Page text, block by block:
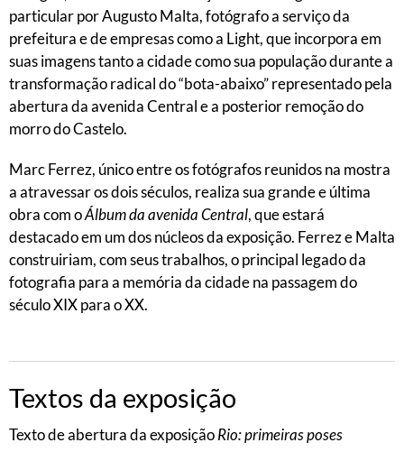
particular por Augusto Malta, fotógrafo a serviço da
prefeitura e de empresas como a Light, que incorpora em
suas imagens tanto a cidade como sua população durante a
transformação radical do “bota-abaixo” representado pela
abertura da avenida Central e a posterior remoção do
morro do Castelo.
Marc Ferrez, único entre os fotógrafos reunidos na mostra
a atravessar os dois séculos, realiza sua grande e última
obra com oÁlbum da avenida Central, que estará
destacado em um dos núcleos da exposição. Ferrez e Malta
construiriam, com seus trabalhos, o principal legado da
fotografia para a memória da cidade na passagem do
século XIX para o XX.
Textos da exposição
Texto de abertura da exposiçãoRio: primeiras poses